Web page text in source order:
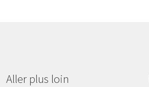
Aller plus loin